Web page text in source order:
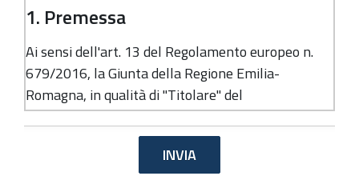
1. Premessa
Ai sensi dell'art. 13 del Regolamento europeo n.
679/2016, la Giunta della Regione Emilia-
Romagna, in qualità di "Titolare" del
trattamento, è tenuta a fornirle informazioni in
merito all'utilizzo dei suoi dati personali.